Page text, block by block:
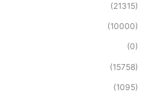
(21315)
(10000)
(0)
(15758)
(1095)